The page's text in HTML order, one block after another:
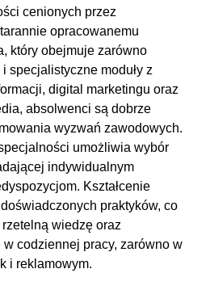
cenionych przez
opracowanemu
który obejmuje zarówno
specjalistyczne moduły z
digital marketingu oraz
absolwenci są dobrze
wyzwań zawodowych.
umożliwia wybór
indywidualnym
Kształcenie
praktyków, co
wiedzę oraz
codziennej pracy, zarówno w
i reklamowym.